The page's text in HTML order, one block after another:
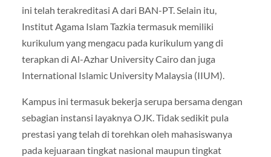
ini telah terakreditasi A dari BAN-PT. Selain itu,
Institut Agama Islam Tazkia termasuk memiliki
kurikulum yang mengacu pada kurikulum yang di
terapkan di Al-Azhar University Cairo dan juga
International Islamic University Malaysia (IIUM).
Kampus ini termasuk bekerja serupa bersama dengan
sebagian instansi layaknya OJK. Tidak sedikit pula
prestasi yang telah di torehkan oleh mahasiswanya
pada kejuaraan tingkat nasional maupun tingkat